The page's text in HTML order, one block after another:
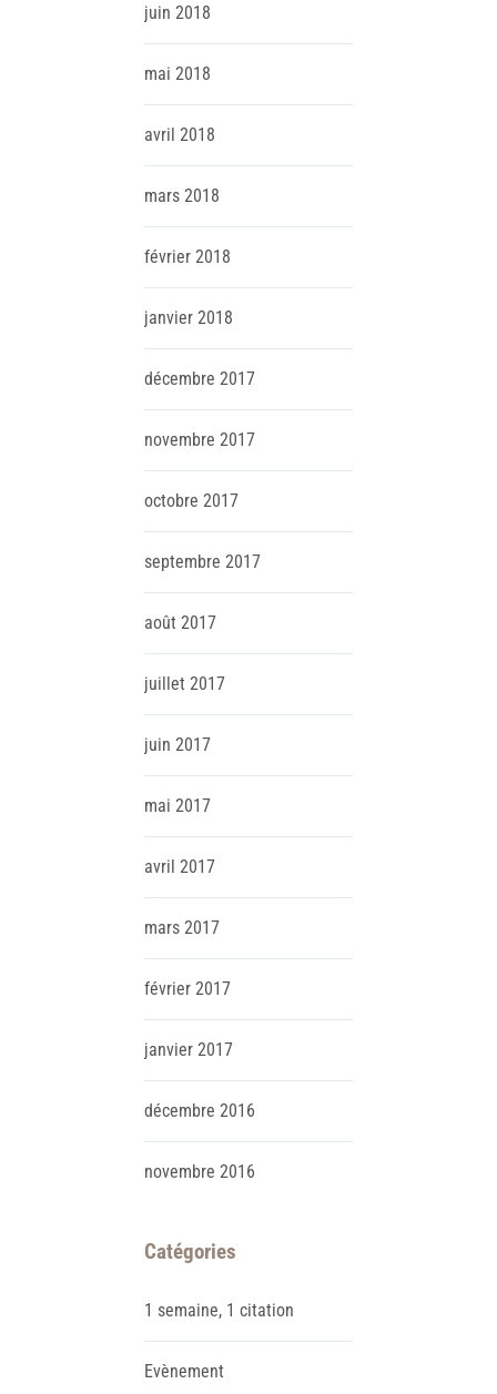
juin 2018
mai 2018
avril 2018
mars 2018
février 2018
janvier 2018
décembre 2017
novembre 2017
octobre 2017
septembre 2017
août 2017
juillet 2017
juin 2017
mai 2017
avril 2017
mars 2017
février 2017
janvier 2017
décembre 2016
novembre 2016
Catégories
1 semaine, 1 citation
Evènement